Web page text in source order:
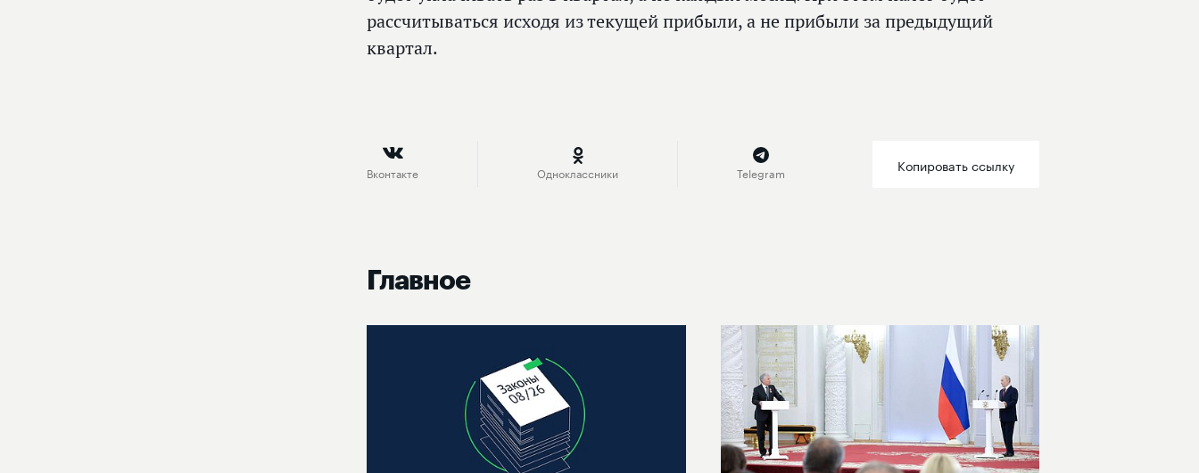
рассчитываться исходя из текущей прибыли, а не прибыли за предыдущий
квартал.
Вконтакте Одноклассники Telegram Копировать ссылку
Главное